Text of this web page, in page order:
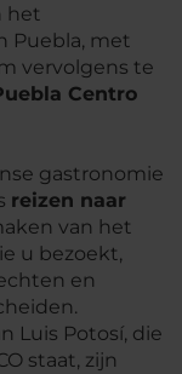
het
Puebla, met
vervolgens te
Centro
gastronomie
reizen naar
van het
u bezoekt,
en
Luis Potosí, die
staat, zijn